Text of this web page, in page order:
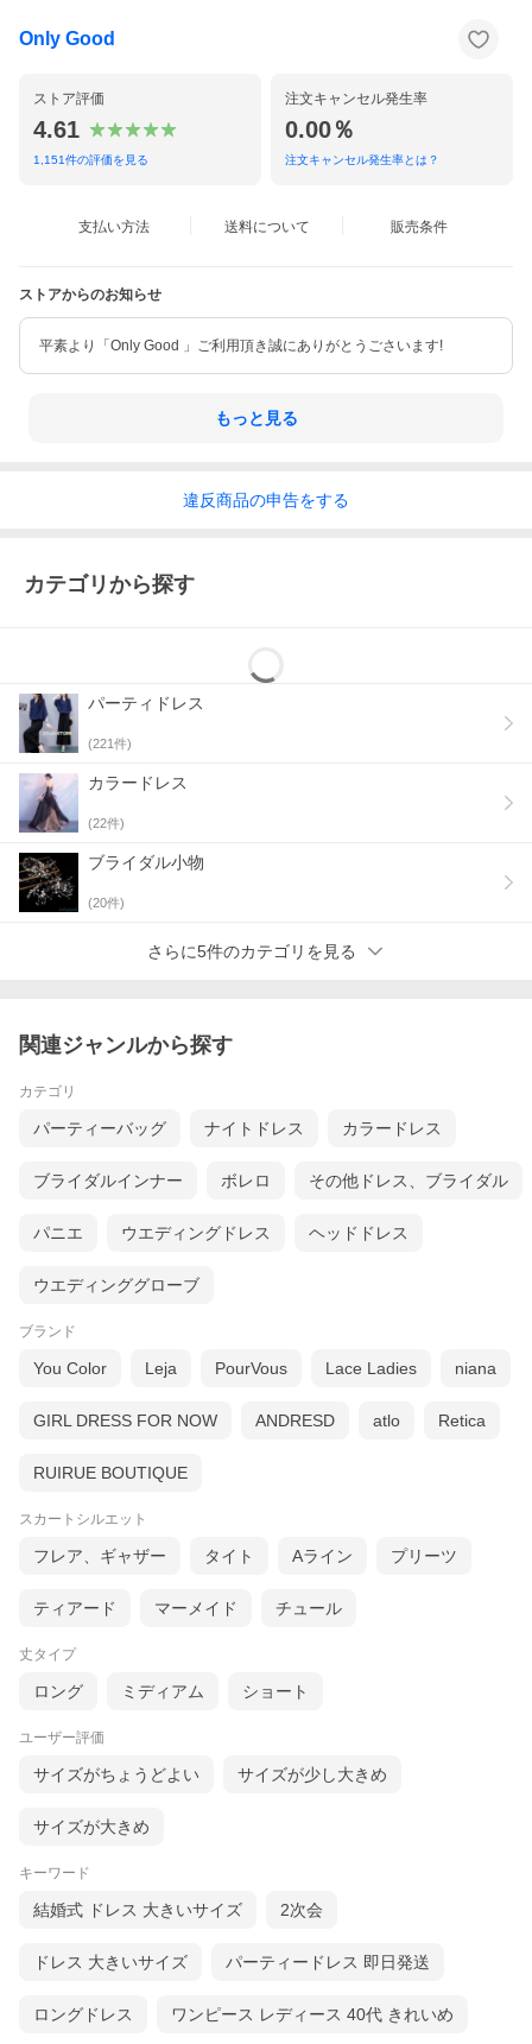
Only Good
ストア評価
4.61
1,151件の評価を見る
注文キャンセル発生率
0.00％
注文キャンセル発生率とは？
支払い方法 送料について 販売条件
ストアからのお知らせ
平素より「Only Good 」ご利用頂き誠にありがとうごさいます!
もっと見る
違反商品の申告をする
カテゴリから探す
パーティドレス
(221件)
カラードレス
(22件)
ブライダル小物
(20件)
さらに5件のカテゴリを見る
関連ジャンルから探す
カテゴリ
パーティーバッグ ナイトドレス カラードレス
ブライダルインナー ボレロ その他ドレス、ブライダル
パニエ ウエディングドレス ヘッドドレス
ウエディンググローブ
ブランド
You Color Leja PourVous Lace Ladies niana
GIRL DRESS FOR NOW ANDRESD atlo Retica
RUIRUE BOUTIQUE
スカートシルエット
フレア、ギャザー タイト Aライン プリーツ
ティアード マーメイド チュール
丈タイプ
ロング ミディアム ショート
ユーザー評価
サイズがちょうどよい サイズが少し大きめ
サイズが大きめ
キーワード
結婚式 ドレス 大きいサイズ 2次会
ドレス 大きいサイズ パーティードレス 即日発送
ロングドレス ワンピース レディース 40代 きれいめ